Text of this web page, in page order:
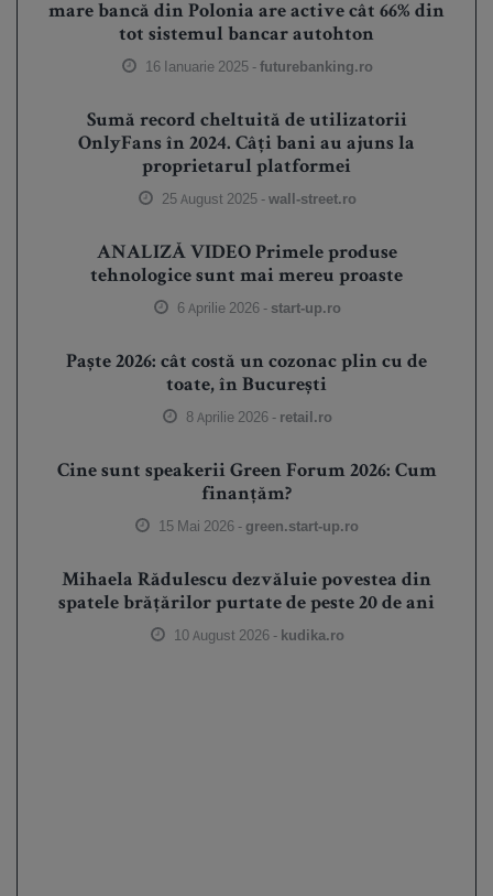
mare bancă din Polonia are active cât 66% din
tot sistemul bancar autohton
16 Ianuarie 2025 -futurebanking.ro
Sumă record cheltuită de utilizatorii
OnlyFans în 2024. Câți bani au ajuns la
proprietarul platformei
25 August 2025 -wall-street.ro
ANALIZĂ VIDEO Primele produse
tehnologice sunt mai mereu proaste
6 Aprilie 2026 - start-up.ro
Paște 2026: cât costă un cozonac plin cu de
toate, în București
8 Aprilie 2026 - retail.ro
Cine sunt speakerii Green Forum 2026: Cum
finanțăm?
15 Mai 2026 - green.start-up.ro
Mihaela Rădulescu dezvăluie povestea din
spatele brățărilor purtate de peste 20 de ani
10 August 2026 - kudika.ro